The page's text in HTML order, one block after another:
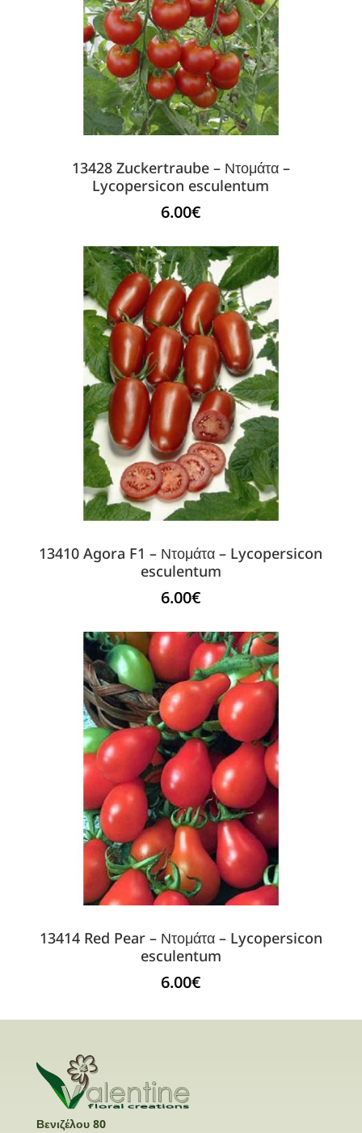
13428 Zuckertraube – Ντομάτα –
Lycopersicon esculentum
6.00€
13410 Agora F1 – Ντομάτα – Lycopersicon
esculentum
6.00€
13414 Red Pear – Ντομάτα – Lycopersicon
esculentum
6.00€
Βενιζέλου 80